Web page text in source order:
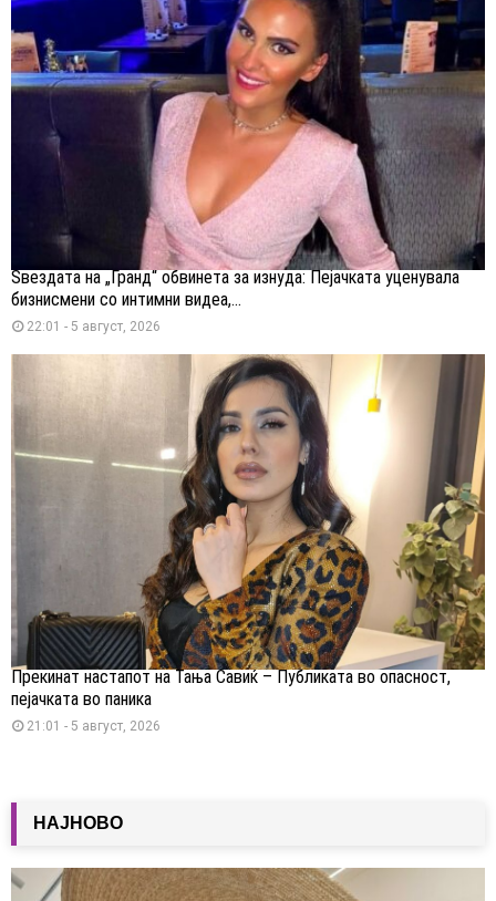
Ѕвездата на „Гранд“ обвинета за изнуда: Пејачката уценувала
бизнисмени со интимни видеа,...
22:01 - 5 август, 2026
Прекинат настапот на Тања Савиќ – Публиката во опасност,
пејачката во паника
21:01 - 5 август, 2026
НАЈНОВО